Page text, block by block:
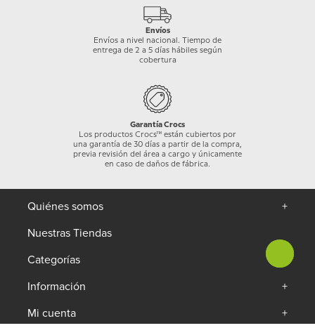
Envíos
Envíos a nivel nacional. Tiempo de
entrega de 2 a 5 días hábiles según
cobertura
Garantía Crocs
Los productos Crocs™ están cubiertos por
una garantía de 30 días a partir de la compra,
previa revisión del área a cargo y únicamente
en caso de daños de fábrica.
Quiénes somos
+
Nuestras Tiendas
Categorías
Información
+
Mi cuenta
+